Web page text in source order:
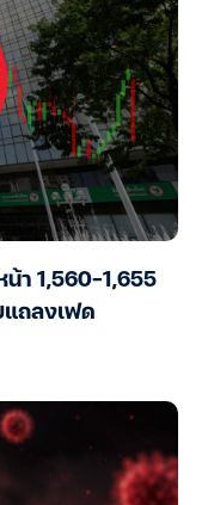
า 1,560-1,655
แถลงเฟด